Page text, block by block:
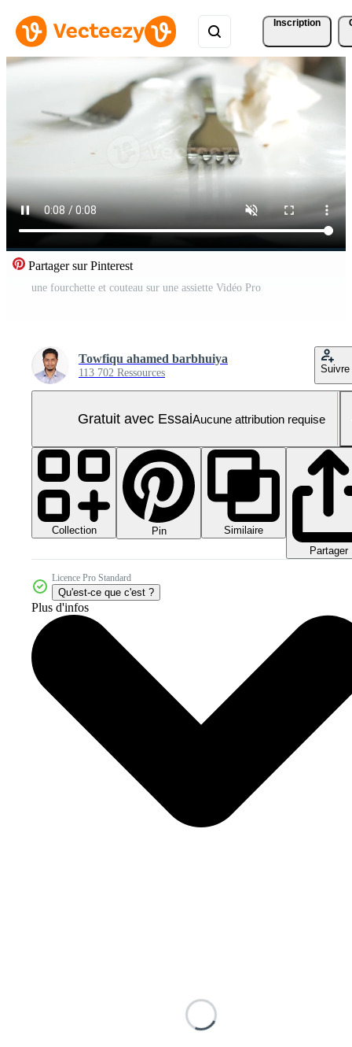
Inscription
Partager sur Pinterest
une fourchette et couteau sur une assiette Vidéo Pro
Towfiqu ahamed barbhuiya
113 702 Ressources Suivre
Gratuit avec EssaiAucune attribution requise
Collection Pin
Similaire
Partager
Licence Pro Standard
Qu'est-ce que c'est ?
Plus d'infos